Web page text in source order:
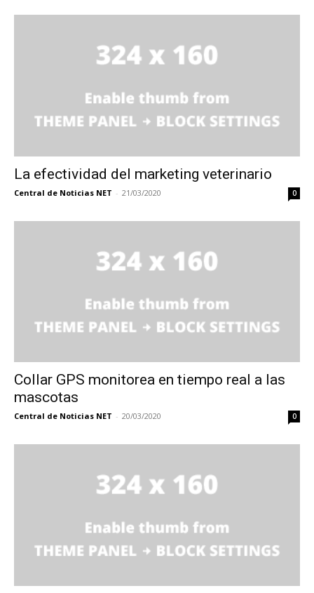
La efectividad del marketing veterinario
Central de Noticias NET - 21/03/2020 0
Collar GPS monitorea en tiempo real a las
mascotas
Central de Noticias NET - 20/03/2020 0